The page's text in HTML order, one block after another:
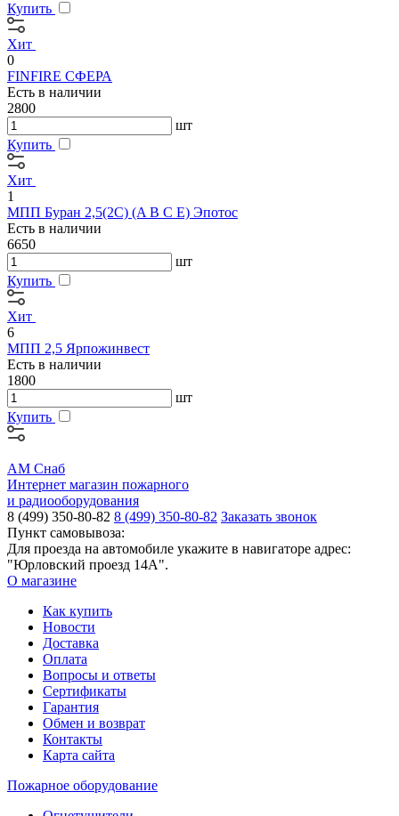
Купить
Хит
0
FINFIRE СФЕРА
Есть в наличии
2800
шт
Купить
Хит
1
МПП Буран 2,5(2С) (A B C E) Эпотос
Есть в наличии
6650
шт
Купить
Хит
6
МПП 2,5 Ярпожинвест
Есть в наличии
1800
шт
Купить
АМ Снаб
Интернет магазин пожарного
и радиооборудования
8 (499) 350-80-82 8 (499) 350-80-82 Заказать звонок
Пункт самовывоза:
Для проезда на автомобиле укажите в навигаторе адрес:
"Юрловский проезд 14А".
О магазине
Как купить
Новости
Доставка
Оплата
Вопросы и ответы
Сертификаты
Гарантия
Обмен и возврат
Контакты
Карта сайта
Пожарное оборудование